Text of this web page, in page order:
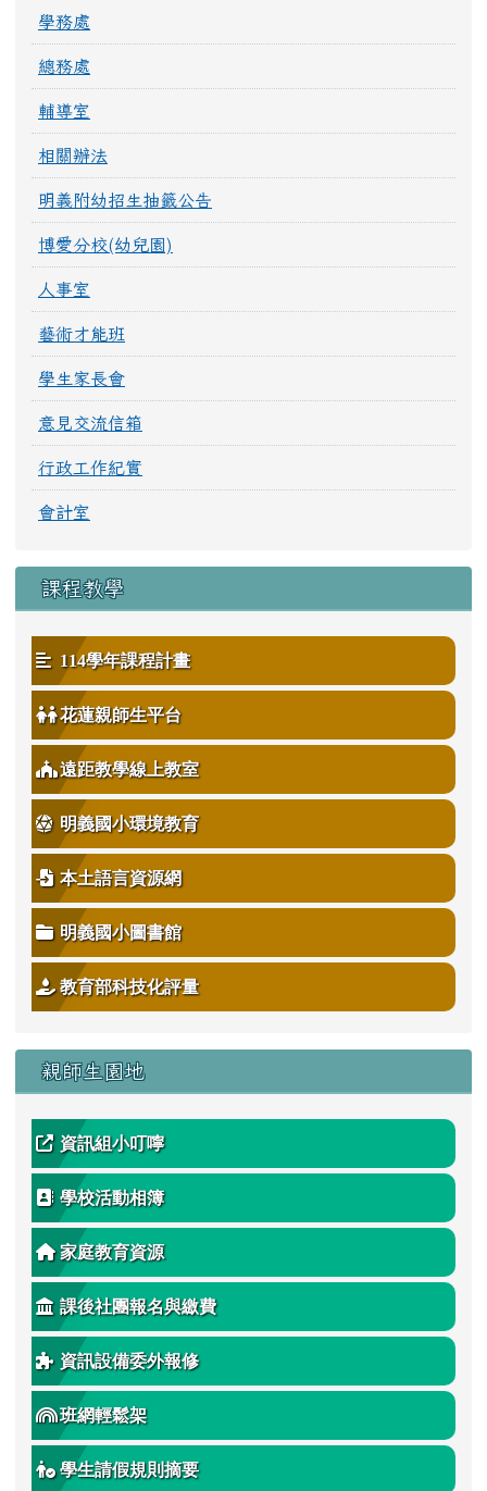
學務處
總務處
輔導室
相關辦法
明義附幼招生抽籤公告
博愛分校(幼兒園)
人事室
藝術才能班
學生家長會
意見交流信箱
行政工作紀實
會計室
課程教學
114學年課程計畫
花蓮親師生平台
遠距教學線上教室
明義國小環境教育
本土語言資源網
明義國小圖書館
教育部科技化評量
親師生園地
資訊組小叮嚀
學校活動相簿
家庭教育資源
課後社團報名與繳費
資訊設備委外報修
班網輕鬆架
學生請假規則摘要